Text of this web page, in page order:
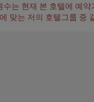
는 현재 본 호텔에 예
맞는 저의 호텔그룹 중